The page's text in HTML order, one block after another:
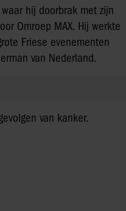
hij doorbrak met zijn
Omroep MAX. Hij werkte
Friese evenementen
van Nederland.
van kanker.